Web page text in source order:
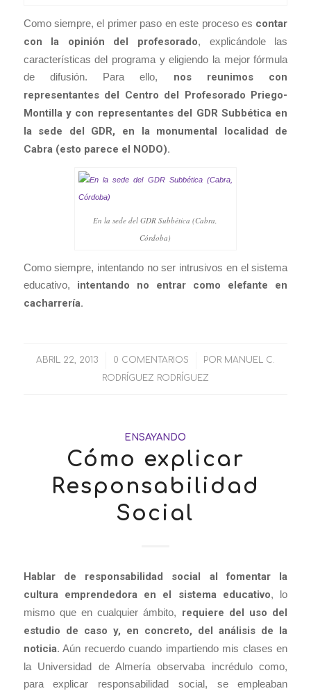
Como siempre, el primer paso en este proceso es contar
con la opinión del profesorado, explicándole las
características del programa y eligiendo la mejor fórmula
de difusión. Para ello, nos reunimos con
representantes del Centro del Profesorado Priego-
Montilla y con representantes del GDR Subbética en
la sede del GDR, en la monumental localidad de
Cabra (esto parece el NODO).
En la sede del GDR Subbética (Cabra,
Córdoba)
Como siempre, intentando no ser intrusivos en el sistema
educativo, intentando no entrar como elefante en
cacharrería.
ABRIL 22, 2013 0 COMENTARIOS
/ POR MANUEL C.
RODRÍGUEZ RODRÍGUEZ
ENSAYANDO
Cómo explicar
Responsabilidad
Social
Hablar de responsabilidad social al fomentar la
cultura emprendedora en el sistema educativo, lo
mismo que en cualquier ámbito, requiere del uso del
estudio de caso y, en concreto, del análisis de la
noticia. Aún recuerdo cuando impartiendo mis clases en
la Universidad de Almería observaba incrédulo como,
para explicar responsabilidad social, se empleaban